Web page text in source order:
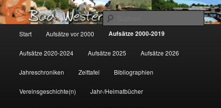
Zum
primären
Inhalt
springen
Gemeinsam für Bad Westernkotten
Start Aufsätze vor 2000 Aufsätze 2000-2019
Aufsätze 2020-2024 Aufsätze 2025 Aufsätze 2026
Jahreschroniken Zeittafel Bibliographien
Vereinsgeschichte(n) Jahr-/Heimatbücher